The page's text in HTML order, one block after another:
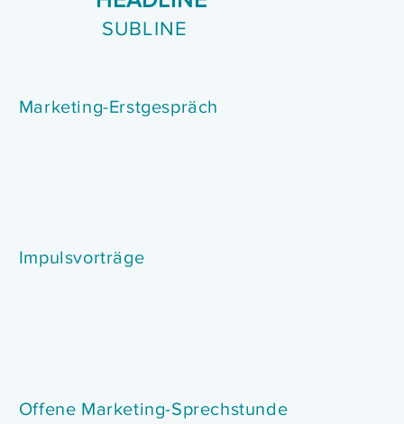
SUBLINE
Marketing-Erstgespräch
Impulsvorträge
Offene Marketing-Sprechstunde